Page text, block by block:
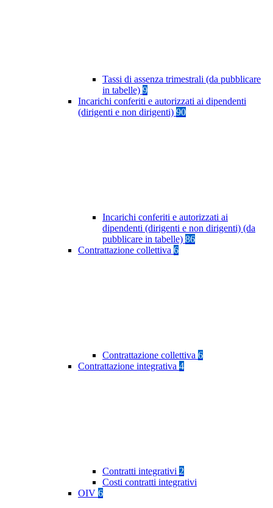
Tassi di assenza trimestrali (da pubblicare
in tabelle) 9
Incarichi conferiti e autorizzati ai dipendenti
(dirigenti e non dirigenti) 90
Incarichi conferiti e autorizzati ai
dipendenti (dirigenti e non dirigenti) (da
pubblicare in tabelle) 86
Contrattazione collettiva 6
Contrattazione collettiva 6
Contrattazione integrativa 4
Contratti integrativi 2
Costi contratti integrativi
OIV 6